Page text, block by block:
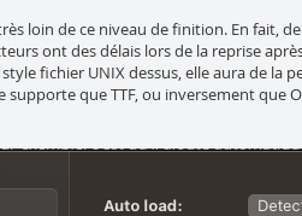
loin de ce niveau de finition. En fait,
ont des délais lors de la reprise
fichier UNIX dessus, elle aura de
supporte que TTF, ou inversement